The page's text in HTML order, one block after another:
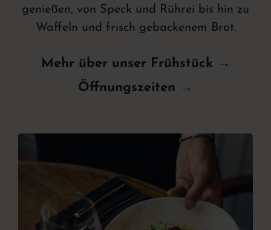
genießen, von Speck und Rührei bis hin zu
Waffeln und frisch gebackenem Brot.
Mehr über unser Frühstück →
Öffnungszeiten →